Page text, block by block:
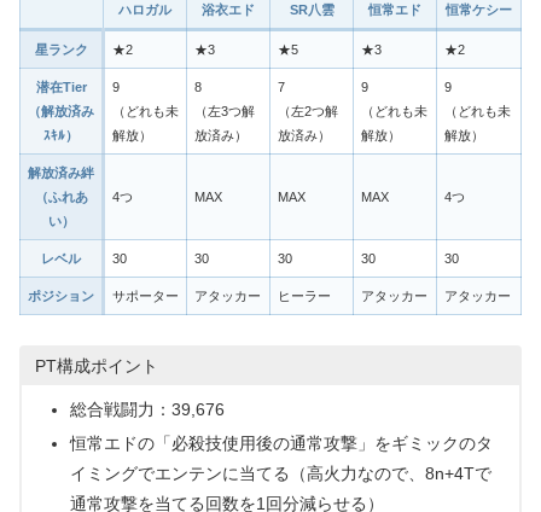
ハロガル 浴衣エド SR八雲 恒常エド 恒常ケシー
星ランク ★2 ★3 ★5 ★3 ★2
潜在Tier
（解放済み
ｽｷﾙ）
9
（どれも未
解放）
8
（左3つ解
放済み）
7
（左2つ解
放済み）
9
（どれも未
解放）
9
（どれも未
解放）
解放済み絆
（ふれあ
い）
4つ MAX MAX MAX 4つ
レベル 30 30 30 30 30
ポジション サポーター アタッカー ヒーラー アタッカー アタッカー
PT構成ポイント
総合戦闘力：39,676
恒常エドの「必殺技使用後の通常攻撃」をギミックのタ
イミングでエンテンに当てる（高火力なので、8n+4Tで
通常攻撃を当てる回数を1回分減らせる）